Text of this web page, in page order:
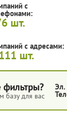
с
шт.
с адресами:
шт.
базу для вас
Эл.